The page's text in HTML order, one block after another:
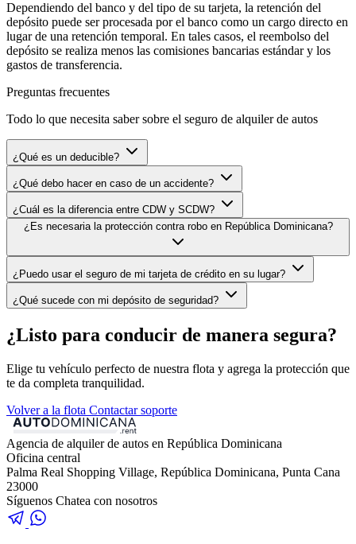
Dependiendo del banco y del tipo de su tarjeta, la retención del
depósito puede ser procesada por el banco como un cargo directo en
lugar de una retención temporal. En tales casos, el reembolso del
depósito se realiza menos las comisiones bancarias estándar y los
gastos de transferencia.
Preguntas frecuentes
Todo lo que necesita saber sobre el seguro de alquiler de autos
¿Qué es un deducible?
¿Qué debo hacer en caso de un accidente?
¿Cuál es la diferencia entre CDW y SCDW?
¿Es necesaria la protección contra robo en República Dominicana?
¿Puedo usar el seguro de mi tarjeta de crédito en su lugar?
¿Qué sucede con mi depósito de seguridad?
¿Listo para conducir de manera segura?
Elige tu vehículo perfecto de nuestra flota y agrega la protección que
te da completa tranquilidad.
Volver a la flota Contactar soporte
Agencia de alquiler de autos en República Dominicana
Oficina central
Palma Real Shopping Village, República Dominicana, Punta Cana
23000
Síguenos Chatea con nosotros